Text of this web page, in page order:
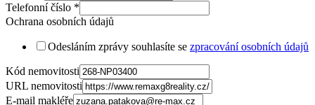
Telefonní číslo *
Ochrana osobních údajů
Odesláním zprávy souhlasíte se zpracování osobních údajů
Kód nemovitosti
URL nemovitosti
E-mail makléře